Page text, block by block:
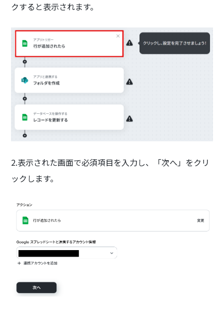
クすると表示されます。
2.表示された画面で必須項目を入力し、「次へ」をクリ
ックします。